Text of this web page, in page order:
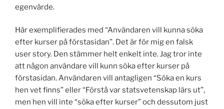
egenvärde.
Här exemplifierades med “Användaren vill kunna söka
efter kurser på förstasidan”. Det är för mig en falsk
user story. Den stämmer helt enkelt inte. Jag tror inte
att någon användare vill kunn söka efter kurser på
förstasidan. Användaren vill antagligen “Söka en kurs
hen vet finns” eller “Förstå var statsvetenskap lärs ut”,
men hen vill inte “söka efter kurser” och dessutom just